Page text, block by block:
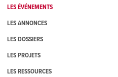
LES ÉVÉNEMENTS
LES ANNONCES
LES DOSSIERS
LES PROJETS
LES RESSOURCES